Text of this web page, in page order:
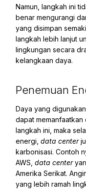
Namun, langkah ini
benar mengurangi
yang disimpan
langkah lebih lanjut
lingkungan secara
kelangkaan daya.
Penemuan
Daya yang
dapat
langkah ini, maka
energi, data center
karbonisasi. Contoh
AWS, data center
Amerika Serikat.
yang lebih ramah